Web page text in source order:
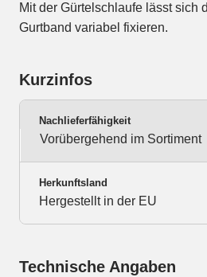
Mit der Gürtelschlaufe lässt sich
Gurtband variabel fixieren.
Kurzinfos
Nachlieferfähigkeit
Vorübergehend im Sortiment
Herkunftsland
Hergestellt in der EU
Technische Angaben